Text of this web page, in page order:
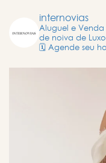
internovias
Aluguel e Venda
de noiva de Luxo
🗓️ Agende seu